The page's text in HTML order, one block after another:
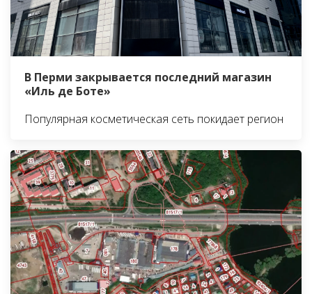
В Перми закрывается последний магазин
«Иль де Боте»
Популярная косметическая сеть покидает регион